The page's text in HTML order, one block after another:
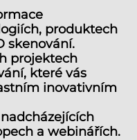
produktech
skenování.
projektech
které vás
inovativním
a webinářích.